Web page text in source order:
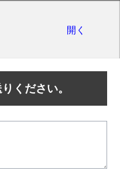
ください。
開く